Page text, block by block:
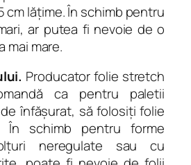
lățime. În schimb pentru
ar putea fi nevoie de o
mai mare.
Producator folie stretch
ca pentru paletii
înfășurat, să folosiți folie
În schimb pentru forme
neregulate sau cu